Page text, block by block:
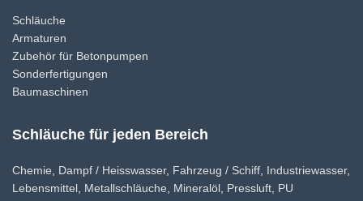
Schläuche
Armaturen
Zubehör für Betonpumpen
Sonderfertigungen
Baumaschinen
Schläuche für jeden Bereich
Chemie, Dampf / Heisswasser, Fahrzeug / Schiff, Industriewasser,
Lebensmittel, Metallschläuche, Mineralöl, Pressluft, PU